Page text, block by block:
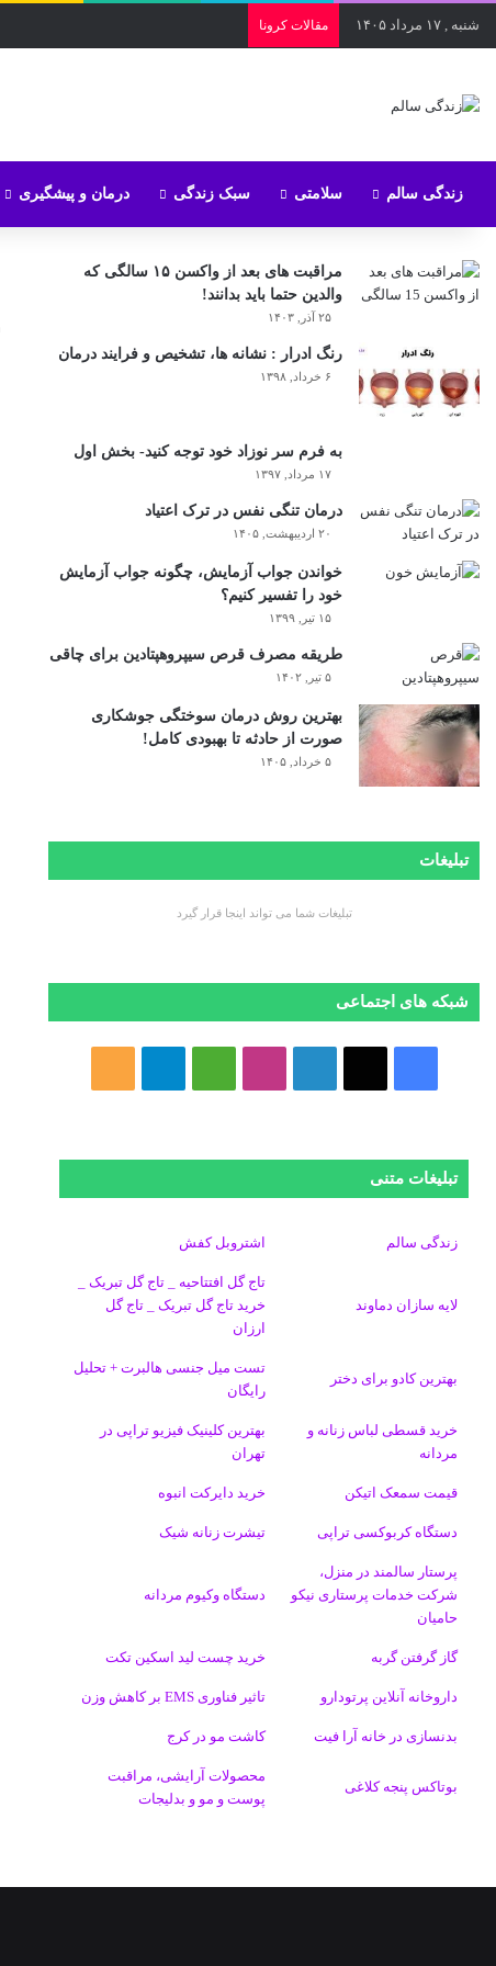
شنبه , ۱۷ مرداد ۱۴۰۵ مقالات کرونا
زندگی سالم سلامتی سبک زندگی درمان و پیشگیری
مراقبت های بعد از واکسن ۱۵ سالگی که
والدین حتما باید بدانند!
۲۵ آذر, ۱۴۰۳
رنگ ادرار : نشانه ها، تشخیص و فرایند درمان
۶ خرداد, ۱۳۹۸
به فرم سر نوزاد خود توجه کنید- بخش اول
۱۷ مرداد, ۱۳۹۷
درمان تنگی نفس در ترک اعتیاد
۲۰ اردیبهشت, ۱۴۰۵
خواندن جواب آزمایش، چگونه جواب آزمایش
خود را تفسیر کنیم؟
۱۵ تیر, ۱۳۹۹
طریقه مصرف قرص سیپروهپتادین برای چاقی
۵ تیر, ۱۴۰۲
بهترین روش درمان سوختگی جوشکاری
صورت از حادثه تا بهبودی کامل!
۵ خرداد, ۱۴۰۵
تبلیغات
تبلیغات شما می تواند اینجا قرار گیرد
شبکه های اجتماعی
س
ب
و
ک
س
ن
ک
ن
س
ت
ا
گ
ر
م
d
i
u
m
گ
ر
م
ر
ا
تبلیغات متنی
زندگی سالم اشتروبل کفش
لایه سازان دماوند
تاج گل افتتاحیه _ تاج گل تبریک _
خرید تاج گل تبریک _ تاج گل
ارزان
بهترین کادو برای دختر
تست میل جنسی هالبرت + تحلیل
رایگان
خرید قسطی لباس زنانه و
مردانه
بهترین کلینیک فیزیو تراپی در
تهران
قیمت سمعک اتیکن خرید دایرکت انبوه
دستگاه کربوکسی تراپی تیشرت زنانه شیک
پرستار سالمند در منزل،
شرکت خدمات پرستاری نیکو
حامیان
دستگاه وکیوم مردانه
گاز گرفتن گربه خرید چست لید اسکین تکت
داروخانه آنلاین پرتودارو تاثیر فناوری EMS بر کاهش وزن
بدنسازی در خانه آرا فیت کاشت مو در کرج
بوتاکس پنجه کلاغی
محصولات آرایشی، مراقبت
پوست و مو و بدلیجات